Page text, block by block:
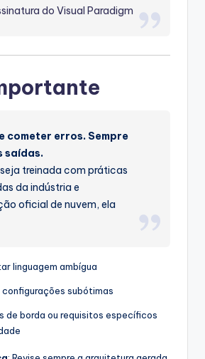
do Visual Paradigm
cometer erros. Sempre
saídas.
seja treinada com práticas
da indústria e
oficial de nuvem, ela
linguagem ambígua
configurações subótimas
de borda ou requisitos específicos